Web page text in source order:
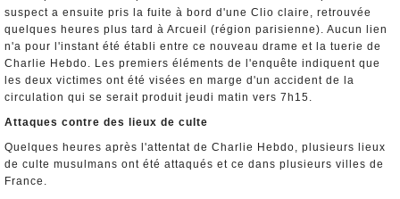
suspect a ensuite pris la fuite à bord d'une Clio claire, retrouvée
quelques heures plus tard à Arcueil (région parisienne). Aucun lien
n'a pour l'instant été établi entre ce nouveau drame et la tuerie de
Charlie Hebdo. Les premiers éléments de l'enquête indiquent que
les deux victimes ont été visées en marge d'un accident de la
circulation qui se serait produit jeudi matin vers 7h15.
Attaques contre des lieux de culte
Quelques heures après l'attentat de Charlie Hebdo, plusieurs lieux
de culte musulmans ont été attaqués et ce dans plusieurs villes de
France.